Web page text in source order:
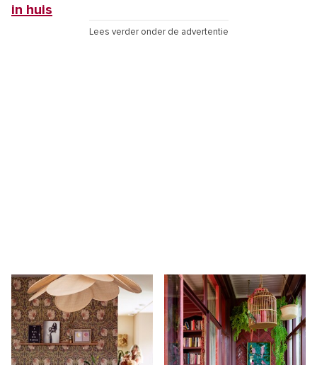
in huis
Lees verder onder de advertentie